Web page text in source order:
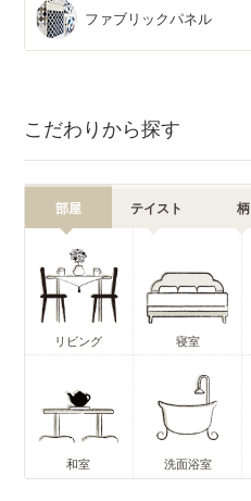
ファブリックパネル
こだわりから探す
部屋 テイスト 柄
リビング 寝室
和室 洗面浴室